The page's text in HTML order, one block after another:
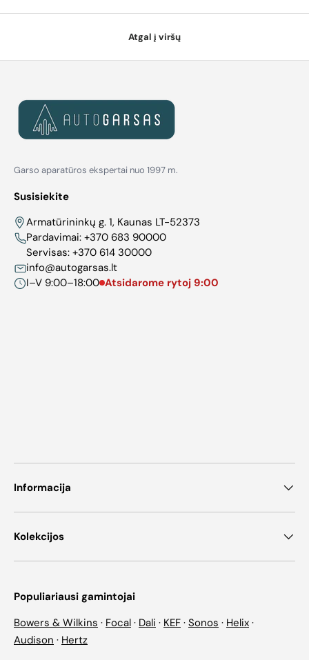
Atgal į viršų
Garso aparatūros ekspertai nuo 1997 m.
Susisiekite
Armatūrininkų g. 1, Kaunas LT-52373
Pardavimai: +370 683 90000
Servisas: +370 614 30000
info@autogarsas.lt
I–V 9:00–18:00 Atsidarome rytoj 9:00
Informacija
Kolekcijos
Populiariausi gamintojai
Bowers & Wilkins · Focal · Dali · KEF · Sonos · Helix ·
Audison · Hertz